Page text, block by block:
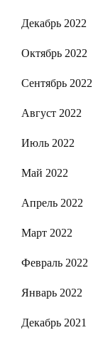
Декабрь 2022
Октябрь 2022
Сентябрь 2022
Август 2022
Июль 2022
Май 2022
Апрель 2022
Март 2022
Февраль 2022
Январь 2022
Декабрь 2021